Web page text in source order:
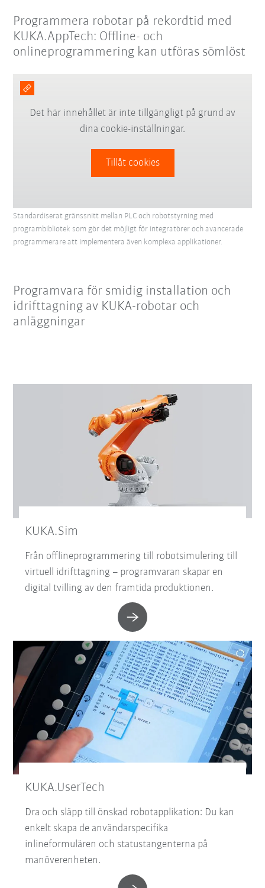
Programmera robotar på rekordtid med
KUKA.AppTech: Offline- och
onlineprogrammering kan utföras sömlöst
Det här innehållet är inte tillgängligt på grund av
dina cookie-inställningar.
Tillåt cookies
Standardiserat gränssnitt mellan PLC och robotstyrning med
programbibliotek som gör det möjligt för integratörer och avancerade
programmerare att implementera även komplexa applikationer.
Programvara för smidig installation och
idrifttagning av KUKA-robotar och
anläggningar
KUKA.Sim
Från offlineprogrammering till robotsimulering till
virtuell idrifttagning – programvaran skapar en
digital tvilling av den framtida produktionen.
KUKA.UserTech
Dra och släpp till önskad robotapplikation: Du kan
enkelt skapa de användarspecifika
inlineformulären och statustangenterna på
manöverenheten.